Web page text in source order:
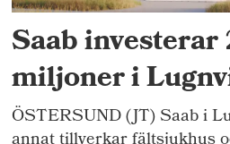
Saab investerar
miljoner i
ÖSTERSUND (JT) Saab i